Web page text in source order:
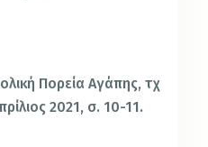
Πορεία Αγάπης, τχ
2021, σ. 10-11.